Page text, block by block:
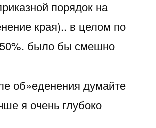
порядок на
края).. в целом по
было бы смешно
об»еденения думайте
я очень глубоко